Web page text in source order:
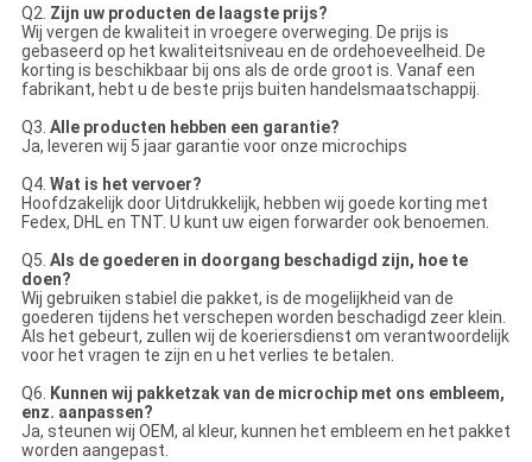
Q2. Zijn uw producten de laagste prijs?
Wij vergen de kwaliteit in vroegere overweging. De prijs is
gebaseerd op het kwaliteitsniveau en de ordehoeveelheid. De
korting is beschikbaar bij ons als de orde groot is. Vanaf een
fabrikant, hebt u de beste prijs buiten handelsmaatschappij.
Q3. Alle producten hebben een garantie?
Ja, leveren wij 5 jaar garantie voor onze microchips
Q4. Wat is het vervoer?
Hoofdzakelijk door Uitdrukkelijk, hebben wij goede korting met
Fedex, DHL en TNT. U kunt uw eigen forwarder ook benoemen.
Q5. Als de goederen in doorgang beschadigd zijn, hoe te
doen?
Wij gebruiken stabiel die pakket, is de mogelijkheid van de
goederen tijdens het verschepen worden beschadigd zeer klein.
Als het gebeurt, zullen wij de koeriersdienst om verantwoordelijk
voor het vragen te zijn en u het verlies te betalen.
Q6.
Kunnen wij pakketzak van de microchip met ons embleem,
enz. aanpassen?
Ja, steunen wij OEM, al kleur, kunnen het embleem en het pakket
worden aangepast.